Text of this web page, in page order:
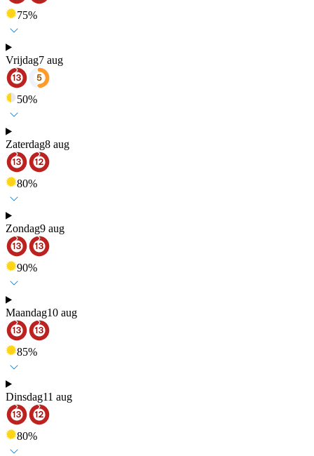
75%
Vrijdag7 aug
50%
Zaterdag8 aug
80%
Zondag9 aug
90%
Maandag10 aug
85%
Dinsdag11 aug
80%